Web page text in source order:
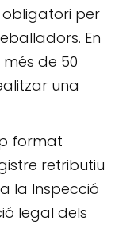
obligatori per
En
de 50
una
format
retributiu
la Inspecció
legal dels